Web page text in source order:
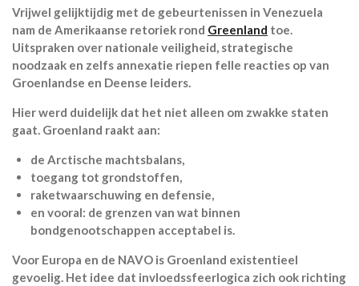
Vrijwel gelijktijdig met de gebeurtenissen in Venezuela
nam de Amerikaanse retoriek rond Greenland toe.
Uitspraken over nationale veiligheid, strategische
noodzaak en zelfs annexatie riepen felle reacties op van
Groenlandse en Deense leiders.
Hier werd duidelijk dat het niet alleen om zwakke staten
gaat. Groenland raakt aan:
de Arctische machtsbalans,
toegang tot grondstoffen,
raketwaarschuwing en defensie,
en vooral: de grenzen van wat binnen
bondgenootschappen acceptabel is.
Voor Europa en de NAVO is Groenland existentieel
gevoelig. Het idee dat invloedssfeerlogica zich ook richting